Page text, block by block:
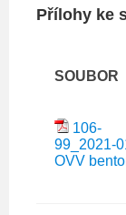
Přílohy ke
SOUBOR
106-
99_2021-
OVV